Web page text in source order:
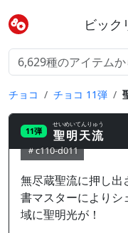
ビック
チョコ チョコ 11弾
11弾 聖明天流
せいめいてんりゅう
c110-d011
無尽蔵聖流に押し
書マスターによりシ
域に聖明光が！